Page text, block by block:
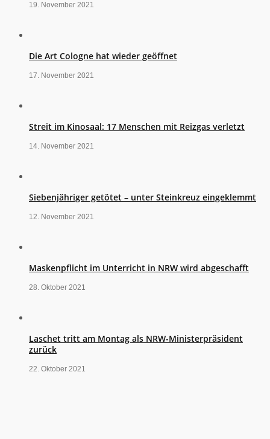
19. November 2021
Die Art Cologne hat wieder geöffnet
17. November 2021
Streit im Kinosaal: 17 Menschen mit Reizgas verletzt
14. November 2021
Siebenjähriger getötet – unter Steinkreuz eingeklemmt
12. November 2021
Maskenpflicht im Unterricht in NRW wird abgeschafft
28. Oktober 2021
Laschet tritt am Montag als NRW-Ministerpräsident
zurück
22. Oktober 2021